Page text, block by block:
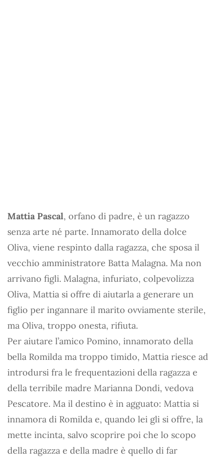
Mattia Pascal, orfano di padre, è un ragazzo
senza arte né parte. Innamorato della dolce
Oliva, viene respinto dalla ragazza, che sposa il
vecchio amministratore Batta Malagna. Ma non
arrivano figli. Malagna, infuriato, colpevolizza
Oliva, Mattia si offre di aiutarla a generare un
figlio per ingannare il marito ovviamente sterile,
ma Oliva, troppo onesta, rifiuta.
Per aiutare l’amico Pomino, innamorato della
bella Romilda ma troppo timido, Mattia riesce ad
introdursi fra le frequentazioni della ragazza e
della terribile madre Marianna Dondi, vedova
Pescatore. Ma il destino è in agguato: Mattia si
innamora di Romilda e, quando lei gli si offre, la
mette incinta, salvo scoprire poi che lo scopo
della ragazza e della madre è quello di far